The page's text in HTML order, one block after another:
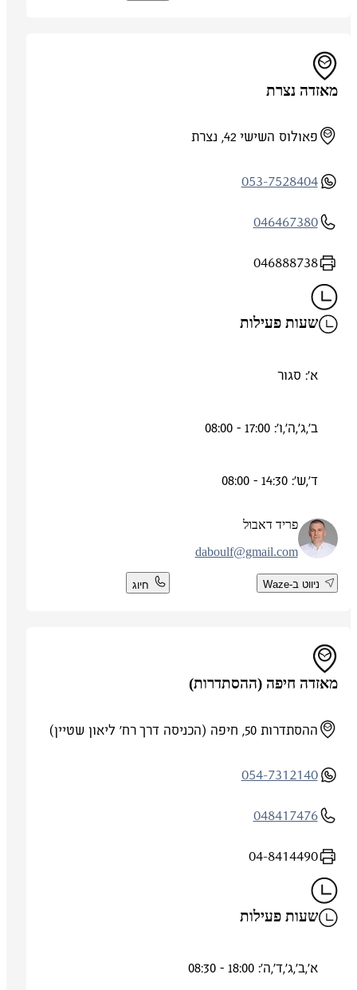
מאזדה נצרת
פאולוס השישי 42, נצרת
053-7528404
046467380
046888738
שעות פעילות
א': סגור
ב',ג',ה',ו': 17:00 - 08:00
ד',ש': 14:30 - 08:00
פריד דאבול
daboulf@gmail.com
ניווט ב-Waze חיוג
מאזדה חיפה (ההסתדרות)
ההסתדרות 50, חיפה (הכניסה דרך רח' ליאון שטיין)
054-7312140
048417476
04-8414490
שעות פעילות
א',ב',ג',ד',ה': 18:00 - 08:30